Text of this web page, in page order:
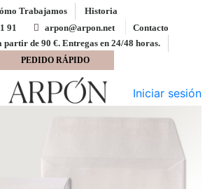
Trabajamos
Historia
91
arpon@arpon.net
Contacto
de 90 €. Entregas en 24/48 horas.
PEDIDO RÁPIDO
Iniciar sesión
120x170 tira silicona blanco 80